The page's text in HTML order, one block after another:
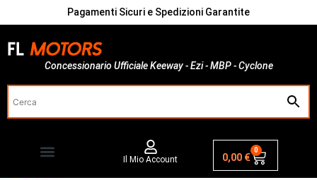
Pagamenti Sicuri e Spedizioni Garantite
Concessionario Ufficiale Keeway - Ezi - MBP - Cyclone
Il Mio Account 0,00 €
0